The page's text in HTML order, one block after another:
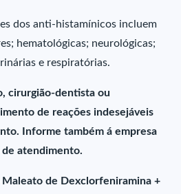
dos anti-histamínicos incluem
hematológicas; neurológicas;
e respiratórias.
cirurgião-dentista ou
de reações indesejáveis
Informe também á empresa
atendimento.
Maleato de Dexclorfeniramina +